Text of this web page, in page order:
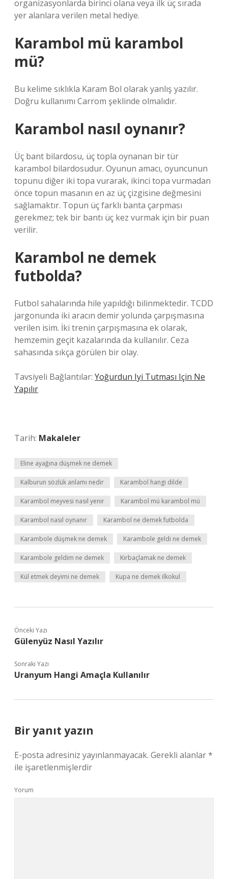
organizasyonlarda birinci olana veya ilk üç sırada
yer alanlara verilen metal hediye.
Karambol mü karambol
mü?
Bu kelime sıklıkla Karam Bol olarak yanlış yazılır.
Doğru kullanımı Carrom şeklinde olmalıdır.
Karambol nasıl oynanır?
Üç bant bilardosu, üç topla oynanan bir tür
karambol bilardosudur. Oyunun amacı, oyuncunun
topunu diğer iki topa vurarak, ikinci topa vurmadan
önce topun masanın en az üç çizgisine değmesini
sağlamaktır. Topun üç farklı banta çarpması
gerekmez; tek bir bantı üç kez vurmak için bir puan
verilir.
Karambol ne demek
futbolda?
Futbol sahalarında hile yapıldığı bilinmektedir. TCDD
jargonunda iki aracın demir yolunda çarpışmasına
verilen isim. İki trenin çarpışmasına ek olarak,
hemzemin geçit kazalarında da kullanılır. Ceza
sahasında sıkça görülen bir olay.
Tavsiyeli Bağlantılar: Yoğurdun Iyi Tutması Için Ne
Yapılır
Tarih: Makaleler
Eline ayağına düşmek ne demek
Kalburun sözlük anlamı nedir Karambol hangi dilde
Karambol meyvesi nasıl yenir Karambol mü karambol mü
Karambol nasıl oynanır Karambol ne demek futbolda
Karambole düşmek ne demek Karambole geldi ne demek
Karambole geldim ne demek Kirbaçlamak ne demek
Kül etmek deyimi ne demek Kupa ne demek ilkokul
Önceki Yazı
Gülenyüz Nasıl Yazılır
Sonraki Yazı
Uranyum Hangi Amaçla Kullanılır
Bir yanıt yazın
E-posta adresiniz yayınlanmayacak. Gerekli alanlar*
ile işaretlenmişlerdir
Yorum